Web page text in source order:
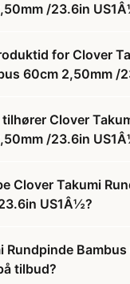
/23.6in
for Clover
60cm 2,50mm /
Clover
/23.6in
Clover Takumi
US1Â½?
Rundpinde
tilbud?